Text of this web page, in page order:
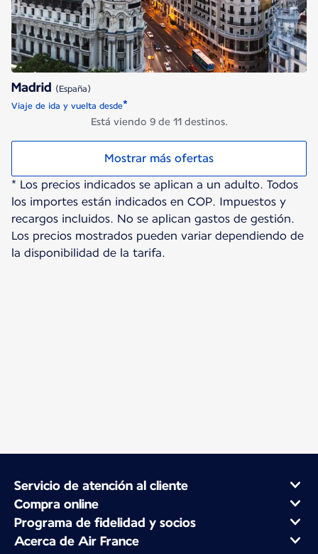
Madrid (España)
Viaje de ida y vuelta desde*
Está viendo 9 de 11 destinos.
Mostrar más ofertas
* Los precios indicados se aplican a un adulto. Todos
los importes están indicados en COP. Impuestos y
recargos incluidos. No se aplican gastos de gestión.
Los precios mostrados pueden variar dependiendo de
la disponibilidad de la tarifa.
Servicio de atención al cliente
Compra online
Programa de fidelidad y socios
Acerca de Air France